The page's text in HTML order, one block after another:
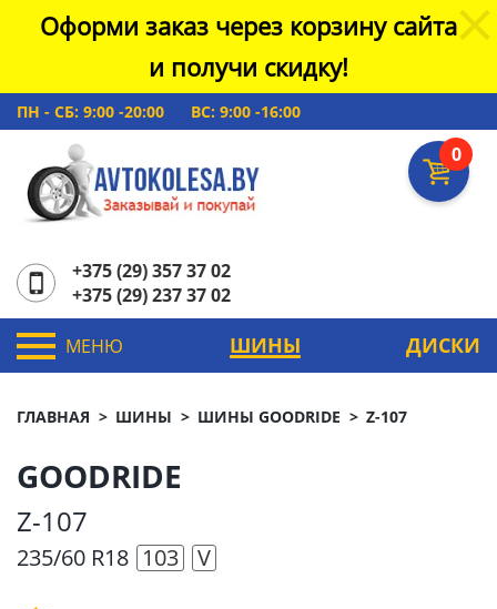
Оформи заказ через корзину сайта
и получи скидку!
ПН - СБ: 9:00 -20:00 ВС: 9:00 -16:00
0
+375 (29) 357 37 02
+375 (29) 237 37 02
МЕНЮ ШИНЫ ДИСКИ
ГЛАВНАЯ ШИНЫ ШИНЫ GOODRIDE Z-107
GOODRIDE
Z-107
235/60 R18 103 V